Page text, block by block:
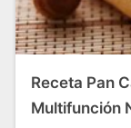
Receta Pan
Multifunción